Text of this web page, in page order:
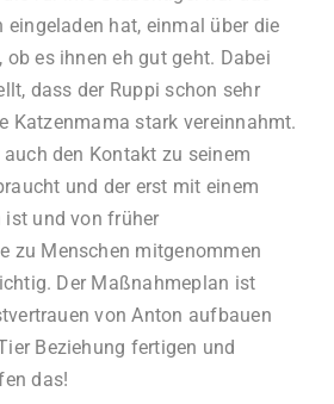
eingeladen hat, einmal über die
ob es ihnen eh gut geht. Dabei
dass der Ruppi schon sehr
Katzenmama stark vereinnahmt.
auch den Kontakt zu seinem
und der erst mit einem
ist und von früher
zu Menschen mitgenommen
Der Maßnahmeplan ist
von Anton aufbauen
Beziehung fertigen und
das!